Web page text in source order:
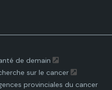
de demain
sur le cancer
provinciales du cancer